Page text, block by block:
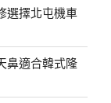
選擇北屯機車
鼻適合韓式隆